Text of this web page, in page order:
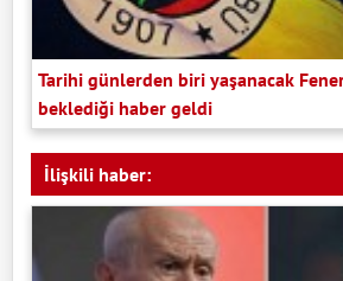
Tarihi günlerden biri yaşanacak
beklediği haber geldi
İlişkili haber: